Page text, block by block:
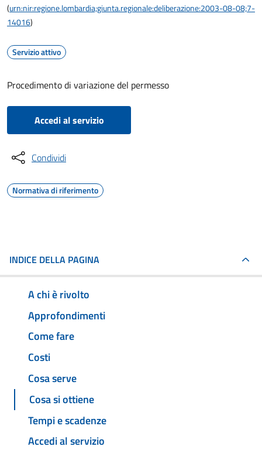
(urn:nir:regione.lombardia;giunta.regionale:deliberazione:2003-08-08;7-
14016)
Servizio attivo
Procedimento di variazione del permesso
Accedi al servizio
Condividi
Normativa di riferimento
INDICE DELLA PAGINA
A chi è rivolto
Approfondimenti
Come fare
Costi
Cosa serve
Cosa si ottiene
Tempi e scadenze
Accedi al servizio